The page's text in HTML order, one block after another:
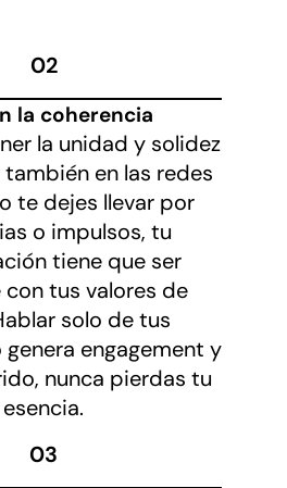
02
la coherencia
la unidad y solidez
en las redes
te dejes llevar por
o impulsos, tu
tiene que ser
tus valores de
solo de tus
engagement y
nunca pierdas tu
esencia.
03